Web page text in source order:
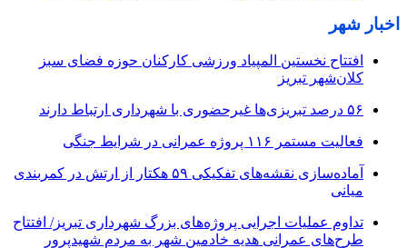
اخبار شهر
افتتاح نخستین المپیاد ورزشی کارکنان حوزه فضای سبز
کلان‌شهر تبریز
۵۶ درصد تبریزی‌ها غیرحضوری با شهرداری ارتباط دارند
فعالیت مستمر ۱۱۶ پروژه عمرانی در شرایط جنگی
آماده‌سازی نقشه‌های تفکیکی ۵۹ هکتار از ارتش در کمربندی
میانی
تداوم عملیات اجرایی پروژه‌های بزرگ شهرداری تبریز/ افتتاح
طرح‌های عمرانی هدیه خادمین شهر به مردم شهیدپرور